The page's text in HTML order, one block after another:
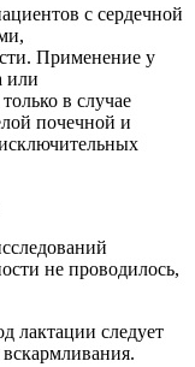
с сердечной
Применение у
или
в случае
почечной и
не проводилось,
лактации следует